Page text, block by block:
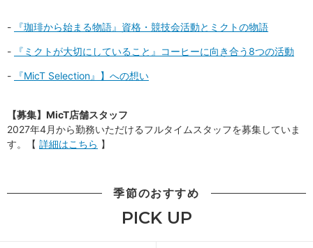
- 『珈琲から始まる物語』資格・競技会活動とミクトの物語
- 『ミクトが大切にしていること』コーヒーに向き合う8つの活動
- 『MicT Selection』】への想い
【募集】MicT店舗スタッフ
2027年4月から勤務いただけるフルタイムスタッフを募集していま
す。【 詳細はこちら 】
季節のおすすめ
PICK UP